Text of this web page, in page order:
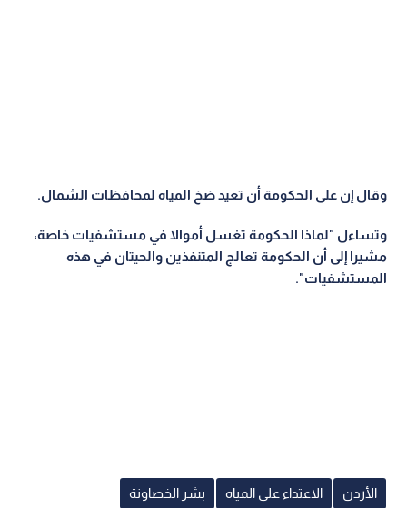
وقال إن على الحكومة أن تعيد ضخ المياه لمحافظات الشمال.
وتساءل "لماذا الحكومة تغسل أموالا في مستشفيات خاصة،
مشيرا إلى أن الحكومة تعالج المتنفذين والحيتان في هذه
المستشفيات".
الأردن الاعتداء على المياه بشر الخصاونة